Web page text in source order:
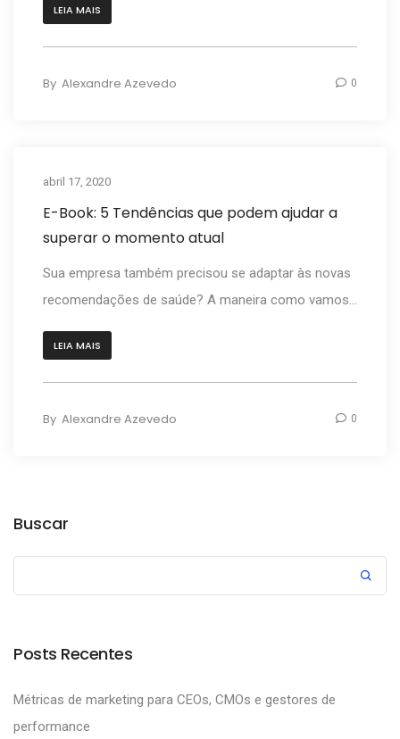
LEIA MAIS
By Alexandre Azevedo 0
abril 17, 2020
E-Book: 5 Tendências que podem ajudar a
superar o momento atual
Sua empresa também precisou se adaptar às novas
recomendações de saúde? A maneira como vamos...
LEIA MAIS
By Alexandre Azevedo 0
Buscar
Posts Recentes
Métricas de marketing para CEOs, CMOs e gestores de
performance